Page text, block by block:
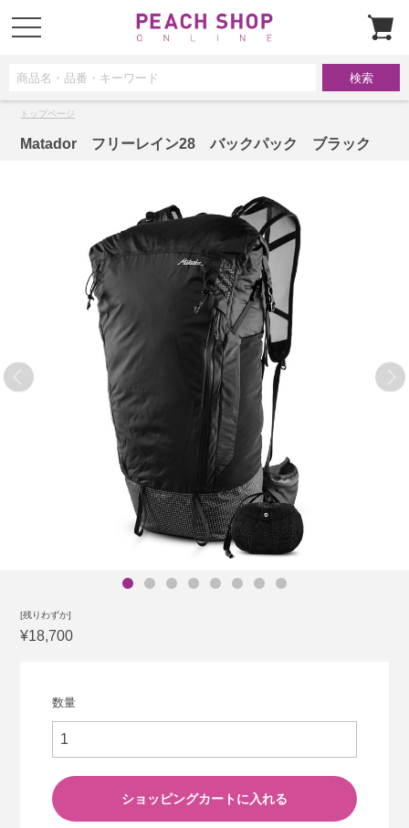
t
o
a
トップページ
Matador フリーレイン28 バックパック ブラック
[残りわずか]
¥18,700
数量